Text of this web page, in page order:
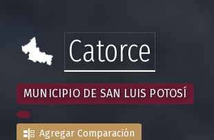
Catorce
MUNICIPIO DE SAN LUIS POTOSÍ
Agregar Comparación